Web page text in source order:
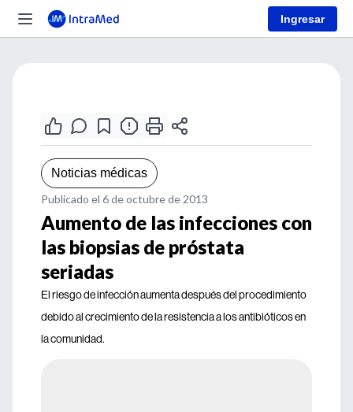
Ingresar
Noticias médicas
Publicado el 6 de octubre de 2013
Aumento de las infecciones con
las biopsias de próstata
seriadas
El riesgo de infección aumenta después del procedimiento
debido al crecimiento de la resistencia a los antibióticos en
la comunidad.